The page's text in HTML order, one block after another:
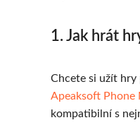
1. Jak hrát
Chcete si užít hry
Apeaksoft Phone
kompatibilní s